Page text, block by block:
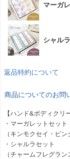
マーガ
シャル
返品特約について
商品についてのお問
【ハンド&ボディクリ
・マーガレットセット
（キンモクセイ・ピ
・シャルラセット
（チャームフレグラ